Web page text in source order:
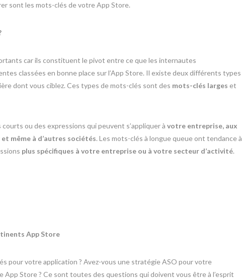
sont les mots-clés de votre App Store.
car ils constituent le pivot entre ce que les internautes
classées en bonne place sur l’App Store. Il existe deux différents types
dont vous ciblez. Ces types de mots-clés sont des mots-clés larges et
ou des expressions qui peuvent s’appliquer à votre entreprise, aux
même à d’autres sociétés. Les mots-clés à longue queue ont tendance à
plus spécifiques à votre entreprise ou à votre secteur d’activité.
App Store
pour votre application ? Avez-vous une stratégie ASO pour votre
App Store ? Ce sont toutes des questions qui doivent vous être à l’esprit